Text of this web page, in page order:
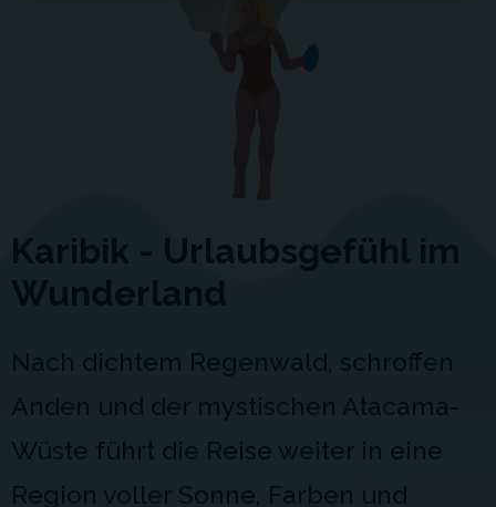
Karibik - Urlaubsgefühl im
Wunderland
Nach dichtem Regenwald, schroffen
Anden und der mystischen Atacama-
Wüste führt die Reise weiter in eine
Region voller Sonne, Farben und